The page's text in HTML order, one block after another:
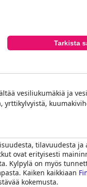
Tarkista
vesiliukumäkiä ja
yrttikylvyistä,
tilavuudesta ja
ovat erityisesti
Kylpylä on myös
Kaiken kaikkiaan
kokemusta.